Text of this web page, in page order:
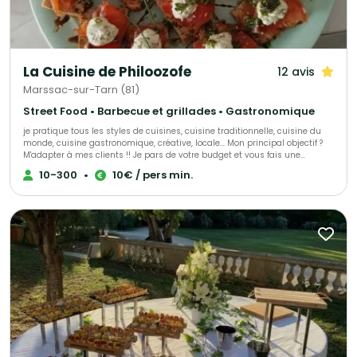
une cuisine de qualité qui raviront tous vos convives.
La Cuisine de Philoozofe 12 avis
Marssac-sur-Tarn (81)
Street Food • Barbecue et grillades • Gastronomique
je pratique tous les styles de cuisines, cuisine traditionnelle, cuisine du
monde, cuisine gastronomique, créative, locale... Mon principal objectif ?
M'adapter à mes clients !! Je pars de votre budget et vous fais une
proposition personnalisée pour que votre évènement soit à votre image et
réussi, quelque soit vos possibilités !
10-300 • 10€ / pers min.